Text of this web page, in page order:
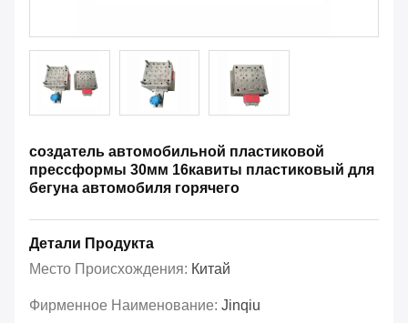
создатель автомобильной пластиковой
прессформы 30мм 16кавиты пластиковый для
бегуна автомобиля горячего
Детали Продукта
Место Происхождения: Китай
Фирменное Наименование: Jinqiu